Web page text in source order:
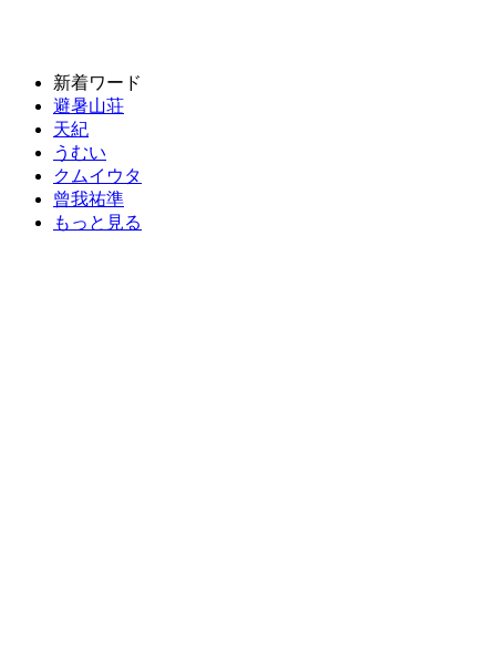
新着ワード
避暑山荘
天紀
うむい
クムイウタ
曾我祐準
もっと見る